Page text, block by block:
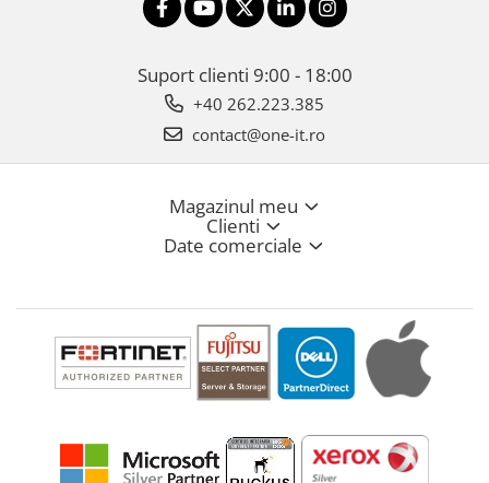
Suport clienti 9:00 - 18:00
+40 262.223.385
contact@one-it.ro
Magazinul meu
Clienti
Date comerciale